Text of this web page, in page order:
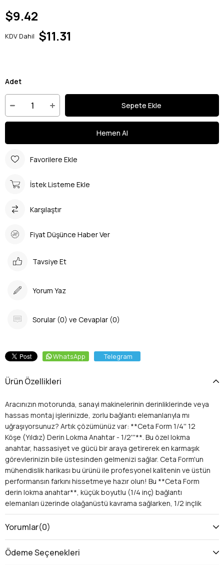
$9.42
KDV Dahil $11.31
Adet
Favorilere Ekle
İstek Listeme Ekle
Karşılaştır
Fiyat Düşünce Haber Ver
Tavsiye Et
Yorum Yaz
Sorular (0) ve Cevaplar (0)
WhatsApp Telegram
Ürün Özellikleri
Aracınızın motorunda, sanayi makinelerinin derinliklerinde veya
hassas montaj işlerinizde, zorlu bağlantı elemanlarıyla mı
uğraşıyorsunuz? Artık çözümünüz var: **Ceta Form 1/4'' 12
Köşe (Yıldız) Derin Lokma Anahtar - 1/2'''**. Bu özel lokma
anahtar, hassasiyet ve gücü bir araya getirerek en karmaşık
görevlerinizin bile üstesinden gelmenizi sağlar. Ceta Form'un
mühendislik harikası bu ürünü ile profesyonel kalitenin ve üstün
performansın farkını hissetmeye hazır olun! Bu **Ceta Form
derin lokma anahtar**, küçük boyutlu (1/4 inç) bağlantı
elemanları üzerinde olağanüstü kavrama sağlarken, 1/2 inçlik
güçlü sürücü boyutu sayesinde standart lokmalara kıyasla
daha yüksek tork uygulama kapasitesi sunar. Bu benzersiz
işlerde vazgeçilmez bir yardımcıdır.
Üstün Performansın Sırrı: 12 Köşe (Yıldız) ve
Yorumlar(0)
Ödeme Seçenekleri